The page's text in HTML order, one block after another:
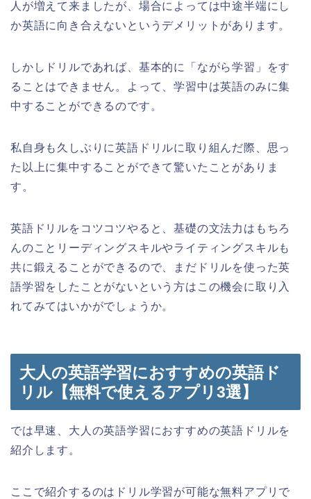
人が増えて来ましたが、場合によっては中途半端にし
か英語に向き合えないというデメリットがあります。
しかしドリルであれば、基本的に「ながら学習」をす
ることはできません。よって、学習中は英語のみに集
中することができるのです。
私自身も久しぶりに英語ドリルに取り組んだ際、思っ
た以上に集中することができて驚いたことがありま
す。
英語ドリルをコツコツやると、基礎の文法力はもちろ
んのことリーディングスキルやライティングスキルも
共に鍛えることができるので、まだドリルを使った英
語学習をしたことがないという方はこの機会に取り入
れてみてはいかがでしょうか。
大人の英語学習におすすめの英語ド
リル【無料で使えるアプリ3選】
では早速、大人の英語学習におすすめの英語ドリルを
紹介します。
ここで紹介するのはドリル学習が可能な無料アプリで